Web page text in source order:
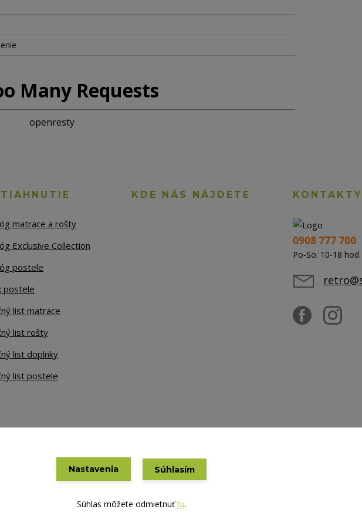
Many Requests
openresty
matrace a rošty
Exclusive Collection
postele
postele
list matrace
list rošty
list doplnky
list postele
KDE NÁS NÁJDETE KONTAKTY
0908 777 700
Po-So: 10-18 hod.
Nastavenia Súhlasím
Súhlas môžete odmietnuťtu.